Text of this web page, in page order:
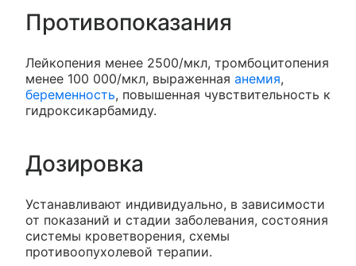
Противопоказания
Лейкопения менее 2500/мкл, тромбоцитопения
менее 100 000/мкл, выраженная анемия,
беременность, повышенная чувствительность к
гидроксикарбамиду.
Дозировка
Устанавливают индивидуально, в зависимости
от показаний и стадии заболевания, состояния
системы кроветворения, схемы
противоопухолевой терапии.